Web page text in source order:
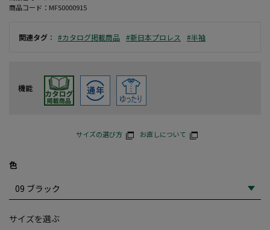
商品コード： MFS0000915
関連タグ ： #カタログ掲載商品 #新日本プロレス #半袖
機能
サイズの選び方 お直しについて
色
サイズを選ぶ